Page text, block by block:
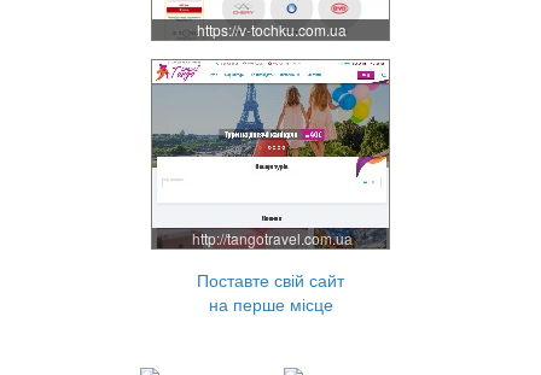
https://v-tochku.com.ua
http://tangotravel.com.ua
Поставте свій сайт
на перше місце